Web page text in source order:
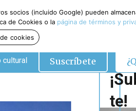
cultural Suscríbete
te!
socios (incluido Google) pueden
de Cookies o la página de términos y
cookies